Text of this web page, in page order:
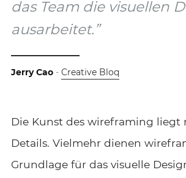
das Team die visuellen
ausarbeitet.”
Jerry Cao- Creative Bloq
Die Kunst des wireframing liegt
Details. Vielmehr dienen
Grundlage für das visuelle